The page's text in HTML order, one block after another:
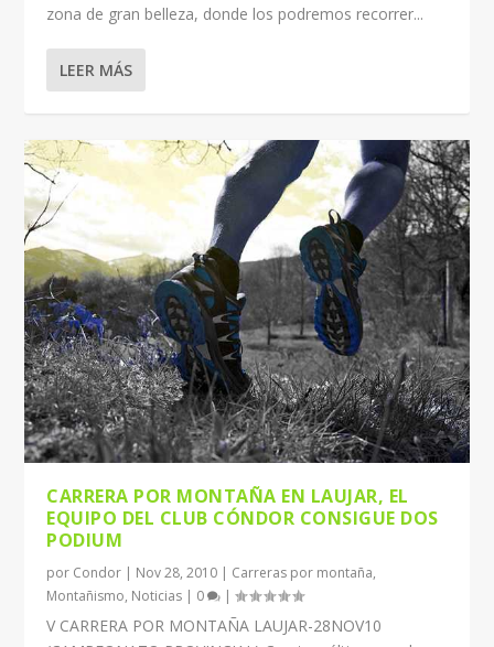
zona de gran belleza, donde los podremos recorrer...
LEER MÁS
CARRERA POR MONTAÑA EN LAUJAR, EL
EQUIPO DEL CLUB CÓNDOR CONSIGUE DOS
PODIUM
por Condor | Nov 28, 2010 | Carreras por montaña,
Montañismo, Noticias | 0 |
V CARRERA POR MONTAÑA LAUJAR-28NOV10